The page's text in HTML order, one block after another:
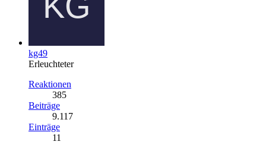
kg49
Erleuchteter
Reaktionen
385
Beiträge
9.117
Einträge
11